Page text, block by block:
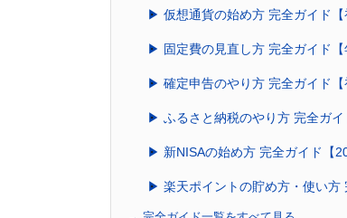
▶ 仮想通貨の始め方 完全ガイド【
▶ 固定費の見直し方 完全ガイド【
▶ 確定申告のやり方 完全ガイド【
▶ ふるさと納税のやり方 完全ガイ
▶ 新NISAの始め方 完全ガイド【
▶ 楽天ポイントの貯め方・使い方